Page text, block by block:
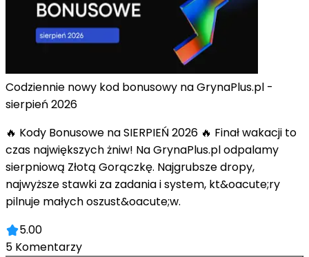
Codziennie nowy kod bonusowy na GrynaPlus.pl -
sierpień 2026
🔥 Kody Bonusowe na SIERPIEŃ 2026 🔥 Finał wakacji to
czas największych żniw! Na GrynaPlus.pl odpalamy
sierpniową Złotą Gorączkę. Najgrubsze dropy,
najwyższe stawki za zadania i system, kt&oacute;ry
pilnuje małych oszust&oacute;w.
5.00
5 Komentarzy